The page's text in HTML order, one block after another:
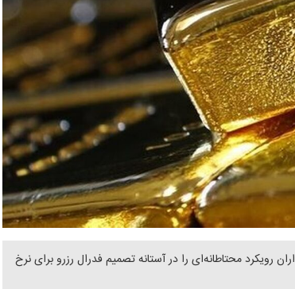
رویکرد محتاطانه‌ای را در آستانه تصمیم فدرال‌ رزرو برای نرخ